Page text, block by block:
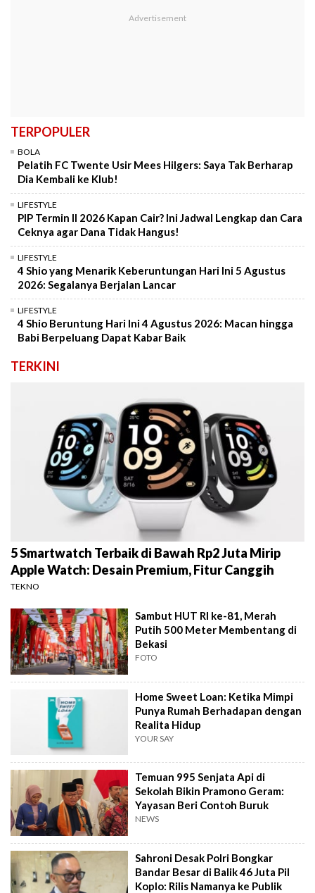
TERPOPULER
BOLA
Pelatih FC Twente Usir Mees Hilgers: Saya Tak Berharap
Dia Kembali ke Klub!
LIFESTYLE
PIP Termin II 2026 Kapan Cair? Ini Jadwal Lengkap dan Cara
Ceknya agar Dana Tidak Hangus!
LIFESTYLE
4 Shio yang Menarik Keberuntungan Hari Ini 5 Agustus
2026: Segalanya Berjalan Lancar
LIFESTYLE
4 Shio Beruntung Hari Ini 4 Agustus 2026: Macan hingga
Babi Berpeluang Dapat Kabar Baik
TERKINI
5 Smartwatch Terbaik di Bawah Rp2 Juta Mirip
Apple Watch: Desain Premium, Fitur Canggih
TEKNO
Sambut HUT RI ke-81, Merah
Putih 500 Meter Membentang di
Bekasi
FOTO
Home Sweet Loan: Ketika Mimpi
Punya Rumah Berhadapan dengan
Realita Hidup
YOUR SAY
Temuan 995 Senjata Api di
Sekolah Bikin Pramono Geram:
Yayasan Beri Contoh Buruk
NEWS
Sahroni Desak Polri Bongkar
Bandar Besar di Balik 46 Juta Pil
Koplo: Rilis Namanya ke Publik